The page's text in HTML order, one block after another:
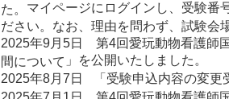
た。 マイページにログインし、受験番
ださい。なお、理由を問わず、試験会
2025年9月5日 第4回愛玩動物看護師
間について 」
を公開いたしました。
2025年8月7日
「 受験申込内容の変更